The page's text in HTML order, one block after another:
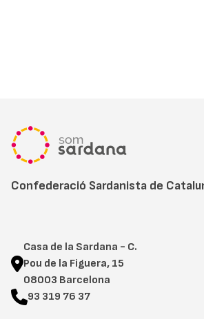
Confederació Sardanista de
Casa de la Sardana - C.
Pou de la Figuera, 15
08003 Barcelona
93 319 76 37